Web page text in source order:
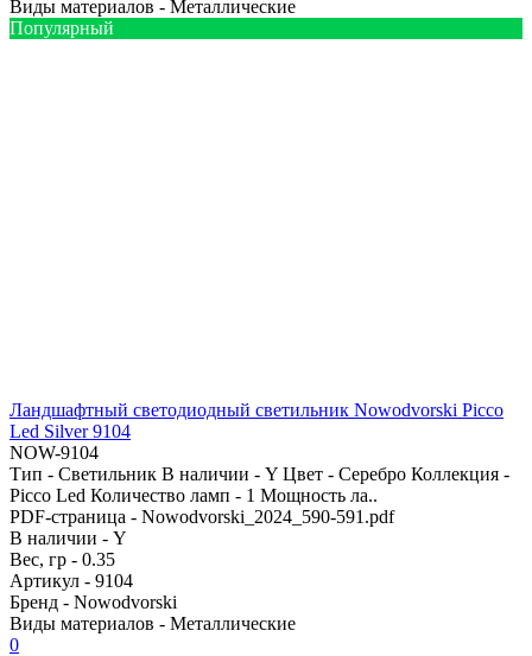
Виды материалов - Металлические
Популярный
Ландшафтный светодиодный светильник Nowodvorski Picco
Led Silver 9104
NOW-9104
Тип - Светильник В наличии - Y Цвет - Серебро Коллекция -
Picco Led Количество ламп - 1 Мощность ла..
PDF-страница - Nowodvorski_2024_590-591.pdf
В наличии - Y
Вес, гр - 0.35
Артикул - 9104
Бренд - Nowodvorski
Виды материалов - Металлические
0